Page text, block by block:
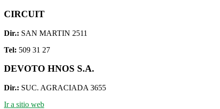
CIRCUIT
Dir.: SAN MARTIN 2511
Tel: 509 31 27
DEVOTO HNOS S.A.
Dir.: SUC. AGRACIADA 3655
Ir a sitio web